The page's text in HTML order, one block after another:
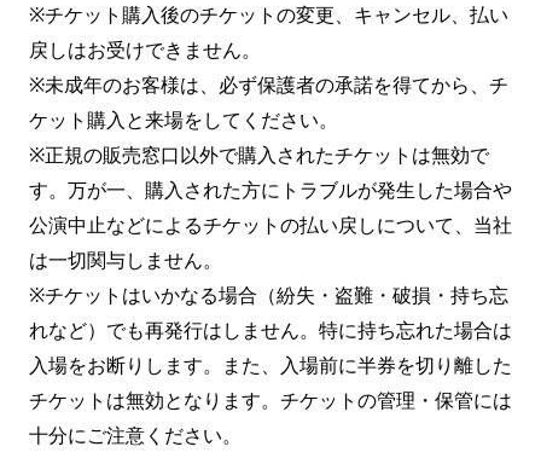
※チケット購入後のチケットの変更、キャンセル、払い
戻しはお受けできません。
※未成年のお客様は、必ず保護者の承諾を得てから、チ
ケット購入と来場をしてください。
※正規の販売窓口以外で購入されたチケットは無効で
す。万が一、購入された方にトラブルが発生した場合や
公演中止などによるチケットの払い戻しについて、当社
は一切関与しません。
※チケットはいかなる場合（紛失・盗難・破損・持ち忘
れなど）でも再発行はしません。特に持ち忘れた場合は
入場をお断りします。また、入場前に半券を切り離した
チケットは無効となります。チケットの管理・保管には
十分にご注意ください。